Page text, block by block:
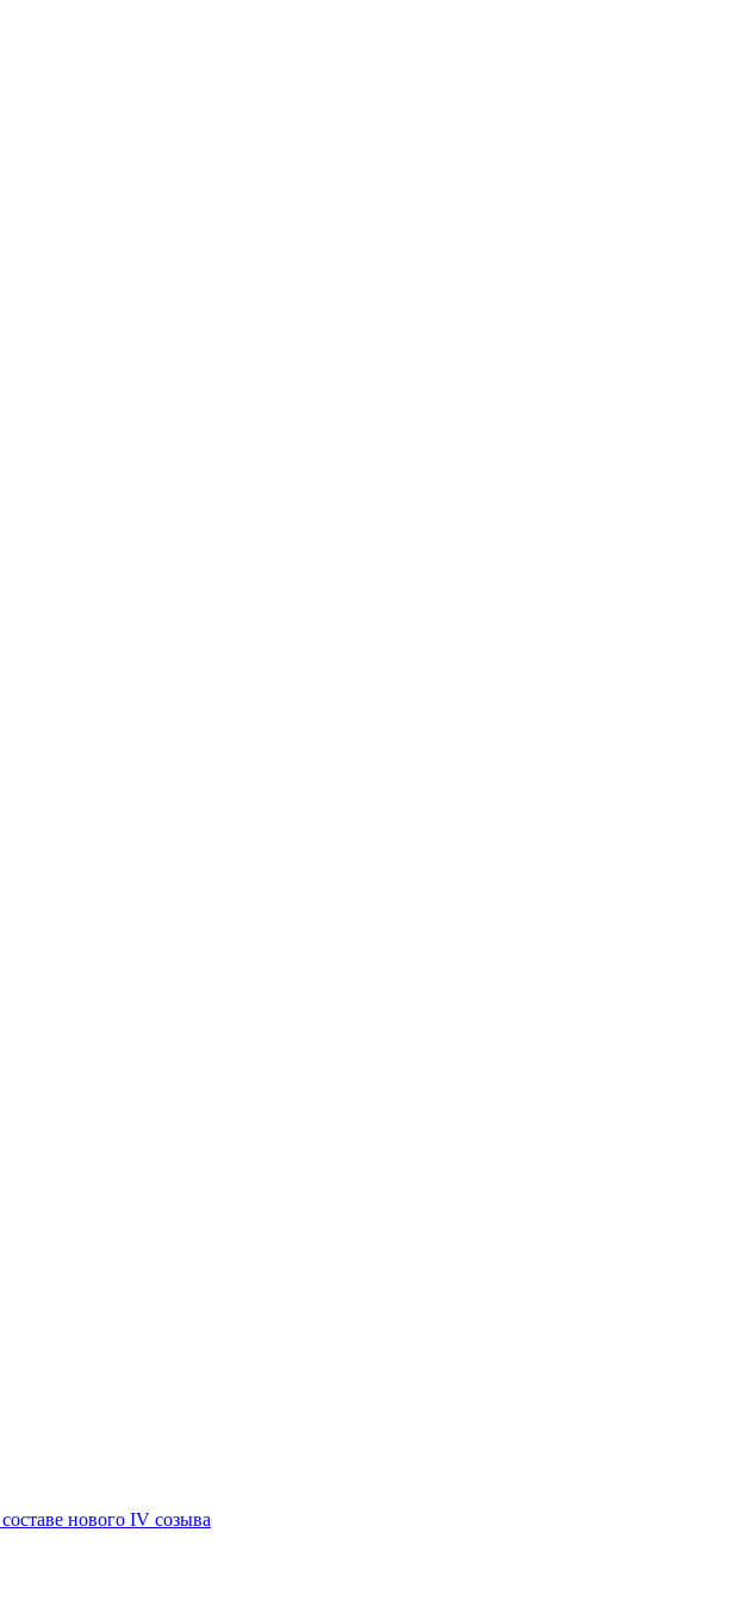
нового IV созыва